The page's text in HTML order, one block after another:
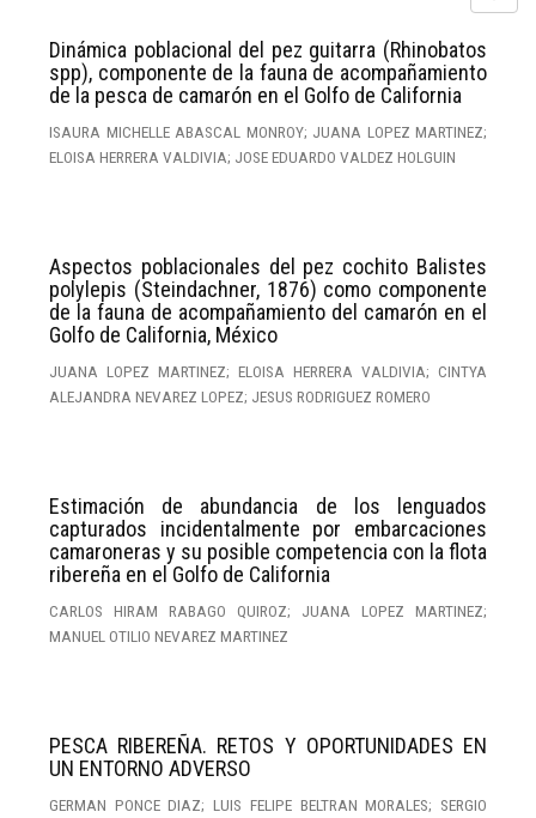
Dinámica poblacional del pez guitarra (Rhinobatos
spp), componente de la fauna de acompañamiento
de la pesca de camarón en el Golfo de California
ISAURA MICHELLE ABASCAL MONROY; JUANA LOPEZ MARTINEZ;
ELOISA HERRERA VALDIVIA; JOSE EDUARDO VALDEZ HOLGUIN
Aspectos poblacionales del pez cochito Balistes
polylepis (Steindachner, 1876) como componente
de la fauna de acompañamiento del camarón en el
Golfo de California, México
JUANA LOPEZ MARTINEZ; ELOISA HERRERA VALDIVIA; CINTYA
ALEJANDRA NEVAREZ LOPEZ; JESUS RODRIGUEZ ROMERO
Estimación de abundancia de los lenguados
capturados incidentalmente por embarcaciones
camaroneras y su posible competencia con la flota
ribereña en el Golfo de California
CARLOS HIRAM RABAGO QUIROZ; JUANA LOPEZ MARTINEZ;
MANUEL OTILIO NEVAREZ MARTINEZ
PESCA RIBEREÑA. RETOS Y OPORTUNIDADES EN
UN ENTORNO ADVERSO
GERMAN PONCE DIAZ; LUIS FELIPE BELTRAN MORALES; SERGIO